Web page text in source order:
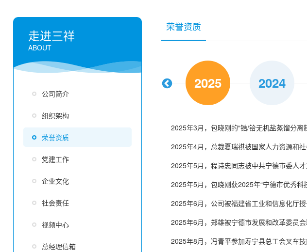
走进三祥
ABOUT
公司简介
组织架构
荣誉资质
党建工作
企业文化
社会责任
视频中心
总经理信箱
荣誉资质
2025 2024
2025年3月，包晓刚的“锆/铪无机盐蒸馏分离
2025年4月，总裁夏瑞祺被国家人力资源和
2025年5月，程诗忠同志被中共宁德市委人
2025年5月，包晓刚获2025年“宁德市优秀科
2025年6月，公司被福建省工业和信息化厅
2025年6月，郑雄被宁德市发展和改革委员
2025年8月，冯青平参加寿宁县总工会叉车
2023年1月，三祥新材股份有限公司研发中
2021年1月 公司被福建省工商联授予“抗击
2021年3月 三祥质检部被福建省妇女联合会
2021年3月 公司年产2000吨纳米氧化锆材料
2021年4月 三祥青年突击队获得“宁德青年
2021年4月 卢祖榕、陈美育被宁德市团市委
2021年5月 公司被福建省委、省政府授予“
2021年5月 公司被福建省红十字会授予“福建
2018年1月 常务副总经理杨辉当选第十二届
2018年1月 副总工程师包晓刚被共青团宁
2018年2月 公司被寿宁县委、寿宁县人民政
2018年3月 董事长兼总经理夏鹏先生荣获“
2018年4月 三祥新材青年突击队荣获“第十
2018年4月 中国区市场总监林少云同志荣获
2018年6月 公司荣获“福建省2015-2017年